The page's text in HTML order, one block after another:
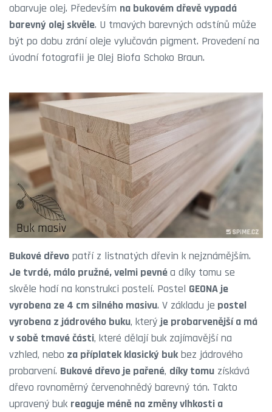
obarvuje olej. Především na bukovém dřevě vypadá
barevný olej skvěle. U tmavých barevných odstínů může
být po dobu zrání oleje vylučován pigment. Provedení na
úvodní fotografii je Olej Biofa Schoko Braun.
Bukové dřevo patří z listnatých dřevin k nejznámějším.
Je tvrdé, málo pružné, velmi pevnéa díky tomu se
skvěle hodí na konstrukci postelí. Postel GEONA je
vyrobena ze 4 cm silného masivu. V základu je postel
vyrobena z jádrového buku, kterýje probarvenější a má
v sobě tmavé části, které dělají buk zajímavější na
vzhled, nebo za příplatek klasický bukbez jádrového
probarvení. Bukové dřevo je pařené, díky tomu získává
dřevo rovnoměrný červenohnědý barevný tón. Takto
upravený buk reaguje méně na změny vlhkosti a